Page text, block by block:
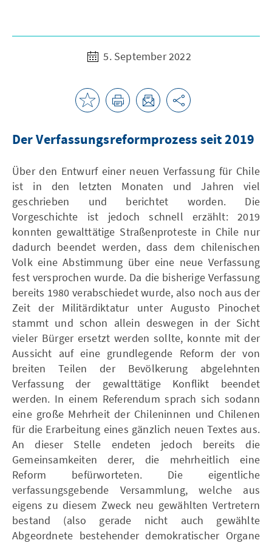
5. September 2022
Der Verfassungsreformprozess seit 2019
Über den Entwurf einer neuen Verfassung für Chile
ist in den letzten Monaten und Jahren viel
geschrieben und berichtet worden. Die
Vorgeschichte ist jedoch schnell erzählt: 2019
konnten gewalttätige Straßenproteste in Chile nur
dadurch beendet werden, dass dem chilenischen
Volk eine Abstimmung über eine neue Verfassung
fest versprochen wurde. Da die bisherige Verfassung
bereits 1980 verabschiedet wurde, also noch aus der
Zeit der Militärdiktatur unter Augusto Pinochet
stammt und schon allein deswegen in der Sicht
vieler Bürger ersetzt werden sollte, konnte mit der
Aussicht auf eine grundlegende Reform der von
breiten Teilen der Bevölkerung abgelehnten
Verfassung der gewalttätige Konflikt beendet
werden. In einem Referendum sprach sich sodann
eine große Mehrheit der Chileninnen und Chilenen
für die Erarbeitung eines gänzlich neuen Textes aus.
An dieser Stelle endeten jedoch bereits die
Gemeinsamkeiten derer, die mehrheitlich eine
Reform befürworteten. Die eigentliche
verfassungsgebende Versammlung, welche aus
eigens zu diesem Zweck neu gewählten Vertretern
bestand (also gerade nicht auch gewählte
Abgeordnete bestehender demokratischer Organe